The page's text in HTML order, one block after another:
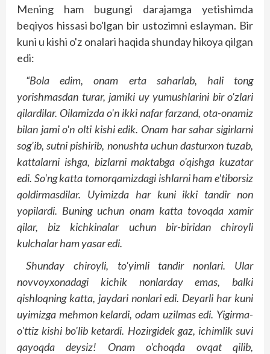
Mening ham bugungi darajamga yetishimda
beqiyos hissasi bo'lgan bir ustozimni eslayman. Bir
kuni u kishi o'z onalari haqida shunday hikoya qilgan
edi:
“Bola edim, onam erta saharlab, hali tong
yorishmasdan turar, jamiki uy yumushlarini bir o'zlari
qilardilar. Oilamizda o'n ikki nafar farzand, ota-onamiz
bilan jami o'n olti kishi edik. Onam har sahar sigirlarni
sog'ib, sutni pishirib, nonushta uchun dasturxon tuzab,
kattalarni ishga, bizlarni maktabga o'qishga kuzatar
edi. So'ng katta tomorqamizdagi ishlarni ham e'tiborsiz
qoldirmasdilar. Uyimizda har kuni ikki tandir non
yopilardi. Buning uchun onam katta tovoqda xamir
qilar, biz kichkinalar uchun bir-biridan chiroyli
kulchalar ham yasar edi.
Shunday chiroyli, to'yimli tandir nonlari. Ular
novvoyxonadagi kichik nonlarday emas, balki
qishloqning katta, jaydari nonlari edi. Deyarli har kuni
uyimizga mehmon kelardi, odam uzilmas edi. Yigirma-
o'ttiz kishi bo'lib ketardi. Hozirgidek gaz, ichimlik suvi
qayoqda deysiz! Onam o'choqda ovqat qilib,